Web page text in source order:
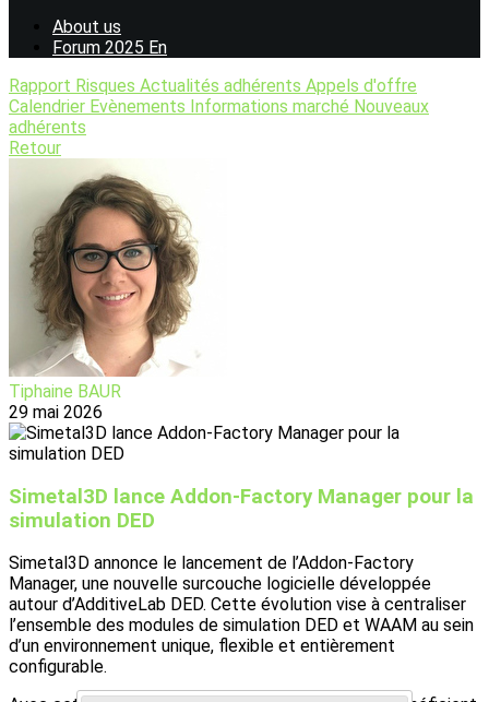
About us
Forum 2025 En
Rapport Risques Actualités adhérents Appels d'offre
Calendrier Evènements Informations marché Nouveaux
adhérents
Retour
Tiphaine BAUR
29 mai 2026
Simetal3D lance Addon-Factory Manager pour la
simulation DED
Simetal3D annonce le lancement de l’Addon-Factory
Manager, une nouvelle surcouche logicielle développée
autour d’AdditiveLab DED. Cette évolution vise à centraliser
l’ensemble des modules de simulation DED et WAAM au sein
d’un environnement unique, flexible et entièrement
configurable.